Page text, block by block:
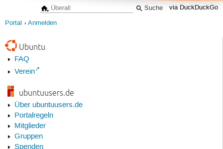
via DuckDuckGo
Portal Anmelden
Ubuntu
FAQ
Verein
ubuntuusers.de
Über ubuntuusers.de
Portalregeln
Mitglieder
Gruppen
Spenden